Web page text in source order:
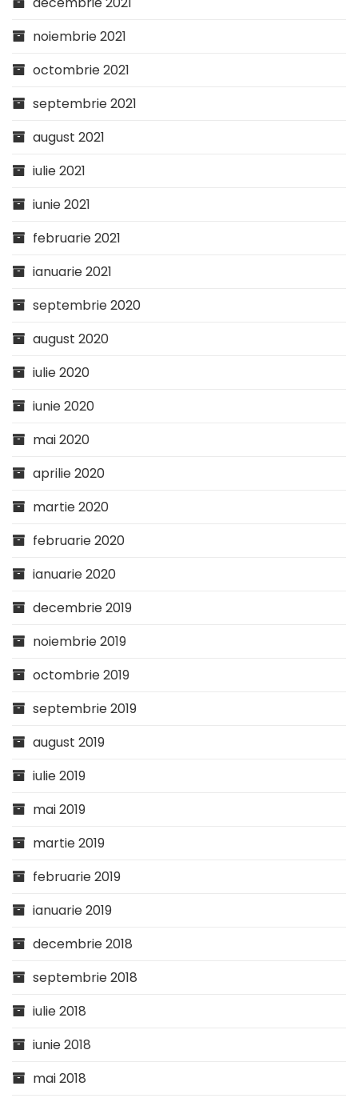
noiembrie 2021
octombrie 2021
septembrie 2021
august 2021
iulie 2021
iunie 2021
februarie 2021
ianuarie 2021
septembrie 2020
august 2020
iulie 2020
iunie 2020
mai 2020
aprilie 2020
martie 2020
februarie 2020
ianuarie 2020
decembrie 2019
noiembrie 2019
octombrie 2019
septembrie 2019
august 2019
iulie 2019
mai 2019
martie 2019
februarie 2019
ianuarie 2019
decembrie 2018
septembrie 2018
iulie 2018
iunie 2018
mai 2018